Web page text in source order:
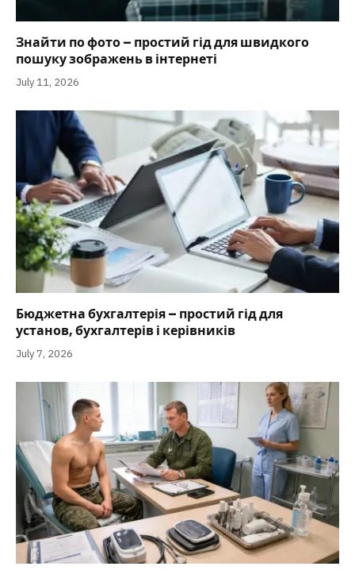
Знайти по фото – простий гід для швидкого
пошуку зображень в інтернеті
July 11, 2026
Бюджетна бухгалтерія – простий гід для
установ, бухгалтерів і керівників
July 7, 2026